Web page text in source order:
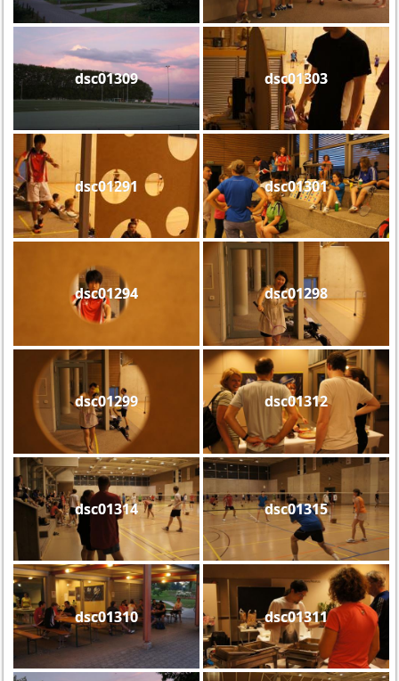
dsc01309 dsc01303
dsc01291 dsc01301
dsc01294 dsc01298
dsc01299 dsc01312
dsc01314 dsc01315
dsc01310 dsc01311